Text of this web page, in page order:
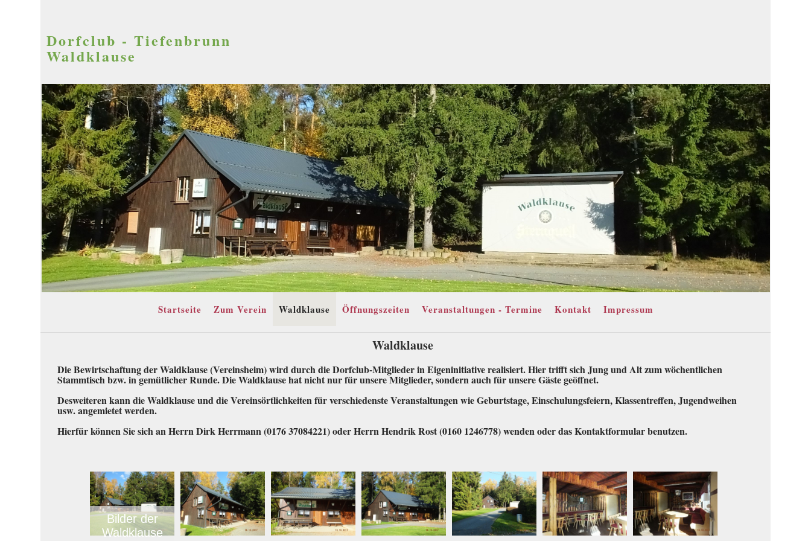
Dorfclub - Tiefenbrunn
Waldklause
Startseite Zum Verein Waldklause Öffnungszeiten Veranstaltungen - Termine Kontakt Impressum
Waldklause
Die Bewirtschaftung der Waldklause (Vereinsheim) wird durch die Dorfclub-Mitglieder in Eigeninitiative realisiert. Hier trifft sich Jung und Alt zum wöchentlichen
Stammtisch bzw. in gemütlicher Runde. Die Waldklause hat nicht nur für unsere Mitglieder, sondern auch für unsere Gäste geöffnet.
Desweiteren kann die Waldklause und die Vereinsörtlichkeiten für verschiedenste Veranstaltungen wie Geburtstage, Einschulungsfeiern, Klassentreffen, Jugendweihen
usw. angemietet werden.
Hierfür können Sie sich an Herrn Dirk Herrmann (0176 37084221) oder Herrn Hendrik Rost (0160 1246778) wenden oder das Kontaktformular benutzen.
Bilder der
Waldklause